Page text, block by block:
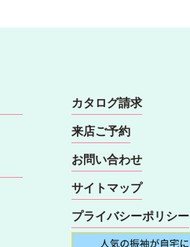
カタログ請求
来店ご予約
お問い合わせ
サイトマップ
プライバシーポリシー